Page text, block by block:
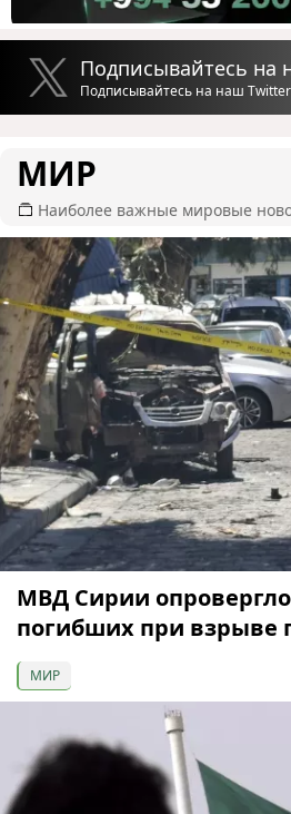
Подписывайтесь на
Подписывайтесь на наш
МИР
Наиболее важные мировые
МВД Сирии
погибших при взрыве
МИР